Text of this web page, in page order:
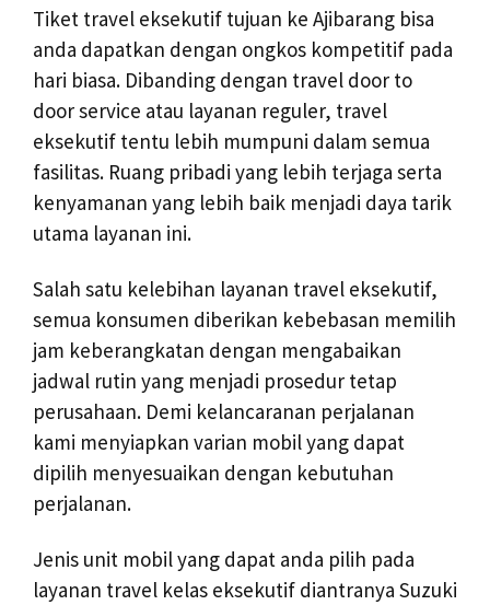
Tiket travel eksekutif tujuan ke Ajibarang bisa
anda dapatkan dengan ongkos kompetitif pada
hari biasa. Dibanding dengan travel door to
door service atau layanan reguler, travel
eksekutif tentu lebih mumpuni dalam semua
fasilitas. Ruang pribadi yang lebih terjaga serta
kenyamanan yang lebih baik menjadi daya tarik
utama layanan ini.
Salah satu kelebihan layanan travel eksekutif,
semua konsumen diberikan kebebasan memilih
jam keberangkatan dengan mengabaikan
jadwal rutin yang menjadi prosedur tetap
perusahaan. Demi kelancaranan perjalanan
kami menyiapkan varian mobil yang dapat
dipilih menyesuaikan dengan kebutuhan
perjalanan.
Jenis unit mobil yang dapat anda pilih pada
layanan travel kelas eksekutif diantranya Suzuki